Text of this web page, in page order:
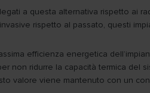
a questa alternativa rispetto ai
rispetto al passato, questi
efficienza energetica
non ridurre la capacità termica
valore viene mantenuto con un